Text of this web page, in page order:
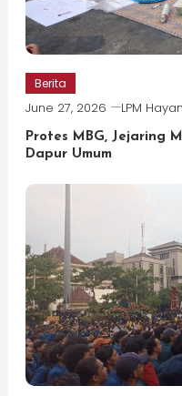
Berita
June 27, 2026 LPM
Protes MBG, Jejaring
Dapur Umum